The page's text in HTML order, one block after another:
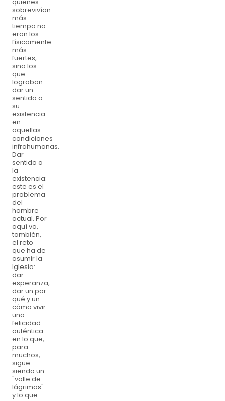
quienes
sobrevivían
más
tiempo no
eran los
físicamente
más
fuertes,
sino los
que
lograban
dar un
sentido a
su
existencia
en
aquellas
condiciones
infrahumanas.
Dar
sentido a
la
existencia:
este es el
problema
del
hombre
actual. Por
aquí va,
también,
el reto
que ha de
asumir la
Iglesia:
dar
esperanza,
dar un por
qué y un
cómo vivir
una
felicidad
auténtica
en lo que,
para
muchos,
sigue
siendo un
"valle de
lágrimas"
y lo que